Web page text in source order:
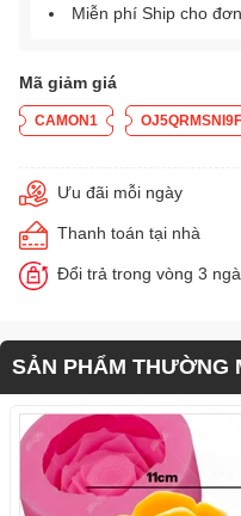
Miễn phí Ship cho
Mã giảm giá
CAMON1
Ưu đãi mỗi ngày
Thanh toán tại nhà
Đổi trả trong vòng 3
SẢN PHẨM THƯỜNG